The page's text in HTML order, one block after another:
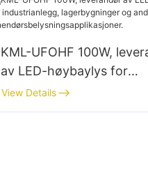
KML-UFOHF 100W,
av LED-høybaylys for
industrianlegg,
og andre
View Details